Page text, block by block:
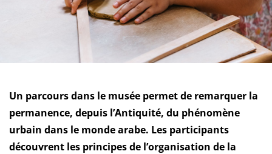
Un parcours dans le musée permet de remarquer la
permanence, depuis l’Antiquité, du phénomène
urbain dans le monde arabe. Les participants
découvrent les principes de l’organisation de la